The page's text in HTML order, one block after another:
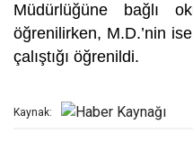
Müdürlüğüne bağlı
öğrenilirken, M.D.’nin
çalıştığı öğrenildi.
Kaynak: